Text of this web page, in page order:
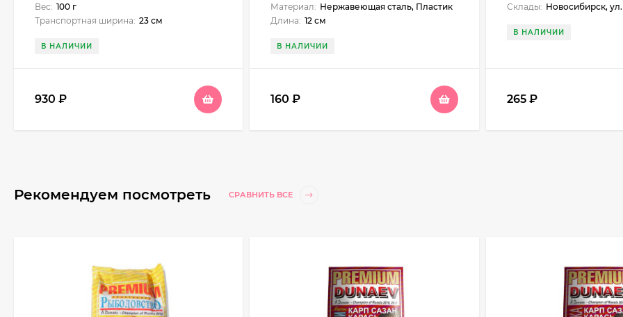
Вес: 100 г
Транспортная ширина: 23 см
В НАЛИЧИИ
930 ₽
Материал: Нержавеющая сталь, Пластик
Длина: 12 см
В НАЛИЧИИ
160₽
Склады: Новосибирск, ул. Нарымская, 23, Бердск, ул. Карла Маркса, 1, Искитим, ул. Станционная, 1б (ЖУМ),
В НАЛИЧИИ
265 ₽
Рекомендуем посмотреть СРАВНИТЬ ВСЕ